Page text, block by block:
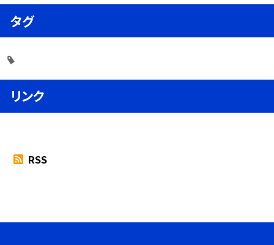
タグ
リンク
RSS